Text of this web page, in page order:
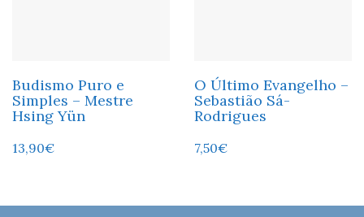
Budismo Puro e
Simples – Mestre
Hsing Yün
13,90€
O Último Evangelho –
Sebastião Sá-
Rodrigues
7,50€